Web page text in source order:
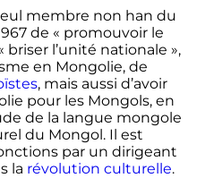
membre non han du
de « promouvoir le
briser l’unité nationale »,
en Mongolie, de
, mais aussi d’avoir
pour les Mongols, en
de la langue mongole
du Mongol. Il est
par un dirigeant
la révolution culturelle.